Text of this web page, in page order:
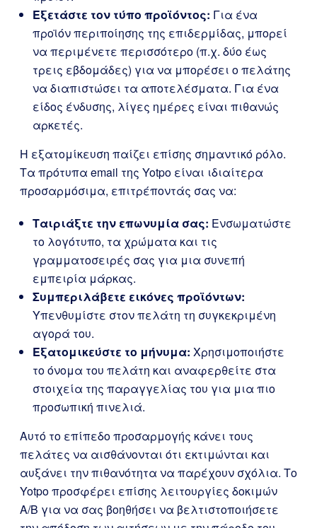
Εξετάστε τον τύπο προϊόντος: Για ένα
προϊόν περιποίησης της επιδερμίδας, μπορεί
να περιμένετε περισσότερο (π.χ. δύο έως
τρεις εβδομάδες) για να μπορέσει ο πελάτης
να διαπιστώσει τα αποτελέσματα. Για ένα
είδος ένδυσης, λίγες ημέρες είναι πιθανώς
αρκετές.
Η εξατομίκευση παίζει επίσης σημαντικό ρόλο.
Τα πρότυπα email της Yotpo είναι ιδιαίτερα
προσαρμόσιμα, επιτρέποντάς σας να:
Ταιριάξτε την επωνυμία σας: Ενσωματώστε
το λογότυπο, τα χρώματα και τις
γραμματοσειρές σας για μια συνεπή
εμπειρία μάρκας.
Συμπεριλάβετε εικόνες προϊόντων:
Υπενθυμίστε στον πελάτη τη συγκεκριμένη
αγορά του.
Εξατομικεύστε το μήνυμα: Χρησιμοποιήστε
το όνομα του πελάτη και αναφερθείτε στα
στοιχεία της παραγγελίας του για μια πιο
προσωπική πινελιά.
Αυτό το επίπεδο προσαρμογής κάνει τους
πελάτες να αισθάνονται ότι εκτιμώνται και
αυξάνει την πιθανότητα να παρέχουν σχόλια. Το
Yotpo προσφέρει επίσης λειτουργίες δοκιμών
A/B για να σας βοηθήσει να βελτιστοποιήσετε